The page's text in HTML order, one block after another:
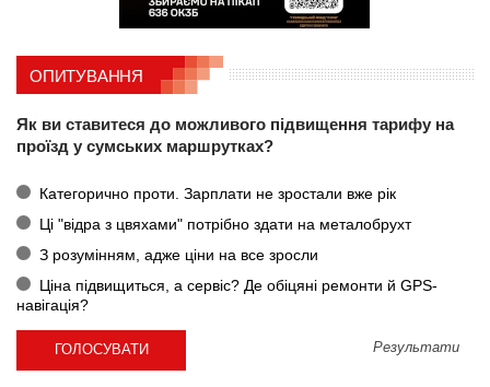
ОПИТУВАННЯ
Як ви ставитеся до можливого підвищення тарифу на
проїзд у сумських маршрутках?
Категорично проти. Зарплати не зростали вже рік
Ці "відра з цвяхами" потрібно здати на металобрухт
З розумінням, адже ціни на все зросли
Ціна підвищиться, а сервіс? Де обіцяні ремонти й GPS-
навігація?
Результати